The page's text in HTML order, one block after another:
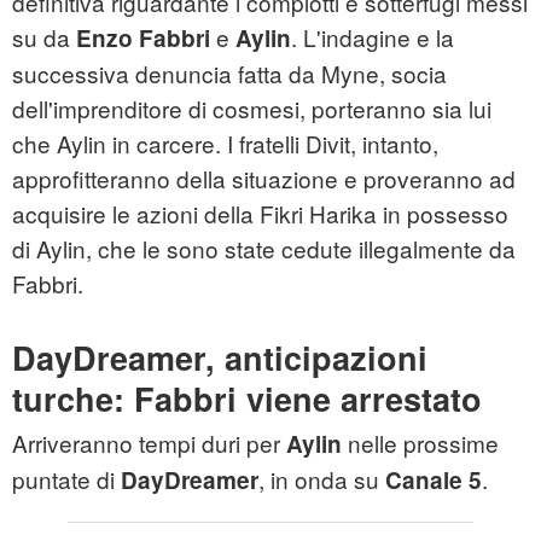
su da Enzo Fabbri e Aylin. L'indagine e la
successiva denuncia fatta da Myne, socia
dell'imprenditore di cosmesi, porteranno sia lui
che Aylin in carcere. I fratelli Divit, intanto,
approfitteranno della situazione e proveranno ad
acquisire le azioni della Fikri Harika in possesso
di Aylin, che le sono state cedute illegalmente da
Fabbri.
DayDreamer, anticipazioni
turche: Fabbri viene arrestato
Arriveranno tempi duri perAylin nelle prossime
puntate di DayDreamer, in onda su Canale 5.